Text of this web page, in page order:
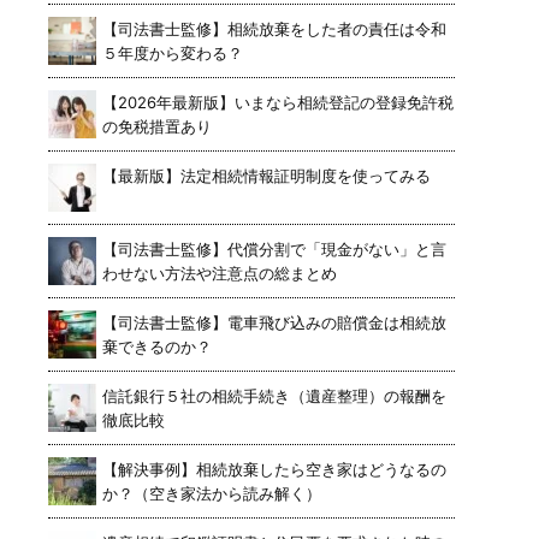
【司法書士監修】相続放棄をした者の責任は令和
５年度から変わる？
【2026年最新版】いまなら相続登記の登録免許税
の免税措置あり
【最新版】法定相続情報証明制度を使ってみる
【司法書士監修】代償分割で「現金がない」と言
わせない方法や注意点の総まとめ
【司法書士監修】電車飛び込みの賠償金は相続放
棄できるのか？
信託銀行５社の相続手続き（遺産整理）の報酬を
徹底比較
【解決事例】相続放棄したら空き家はどうなるの
か？（空き家法から読み解く）